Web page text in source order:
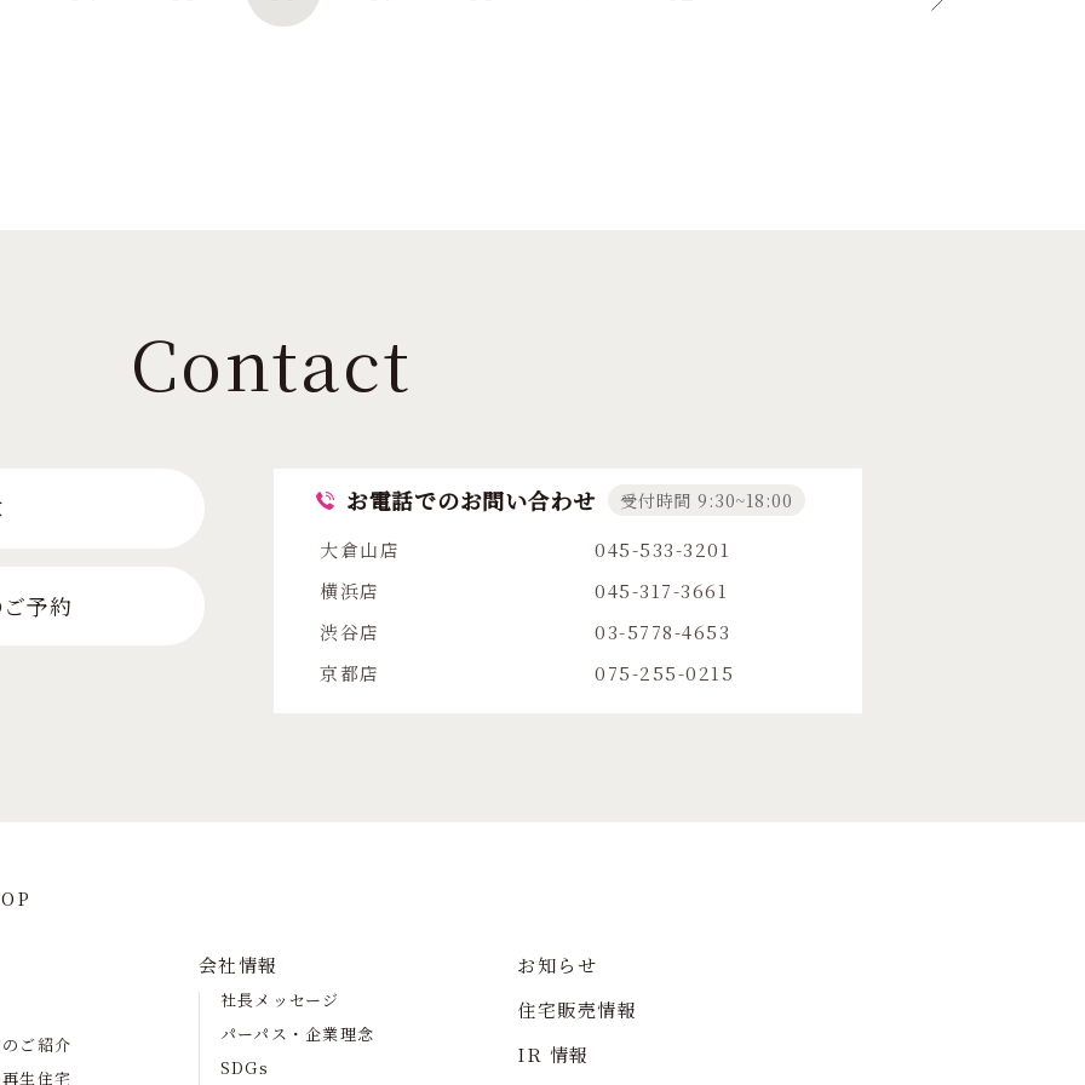
Contact
予約
お電話でのお問い合わせ 受付時間 9:30~18:00
大倉山店
045-533-3201
横浜店
045-317-3661
渋谷店
03-5778-4653
京都店
075-255-0215
ご紹介
生住宅
会社情報
社長メッセージ
パーパス・企業理念
SDGs
お知らせ
住宅販売情報
IR 情報